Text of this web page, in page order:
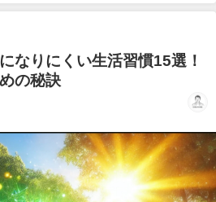
なりにくい生活習慣15選！
の秘訣